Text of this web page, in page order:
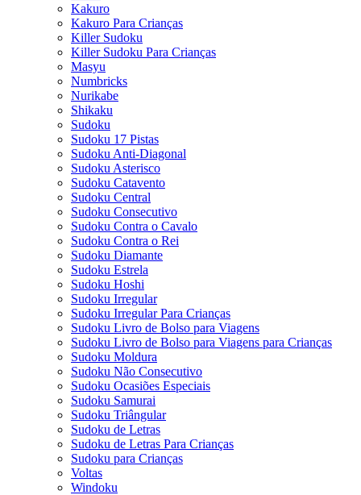
Kakuro
Kakuro Para Crianças
Killer Sudoku
Killer Sudoku Para Crianças
Masyu
Numbricks
Nurikabe
Shikaku
Sudoku
Sudoku 17 Pistas
Sudoku Anti-Diagonal
Sudoku Asterisco
Sudoku Catavento
Sudoku Central
Sudoku Consecutivo
Sudoku Contra o Cavalo
Sudoku Contra o Rei
Sudoku Diamante
Sudoku Estrela
Sudoku Hoshi
Sudoku Irregular
Sudoku Irregular Para Crianças
Sudoku Livro de Bolso para Viagens
Sudoku Livro de Bolso para Viagens para Crianças
Sudoku Moldura
Sudoku Não Consecutivo
Sudoku Ocasiões Especiais
Sudoku Samurai
Sudoku Triângular
Sudoku de Letras
Sudoku de Letras Para Crianças
Sudoku para Crianças
Voltas
Windoku